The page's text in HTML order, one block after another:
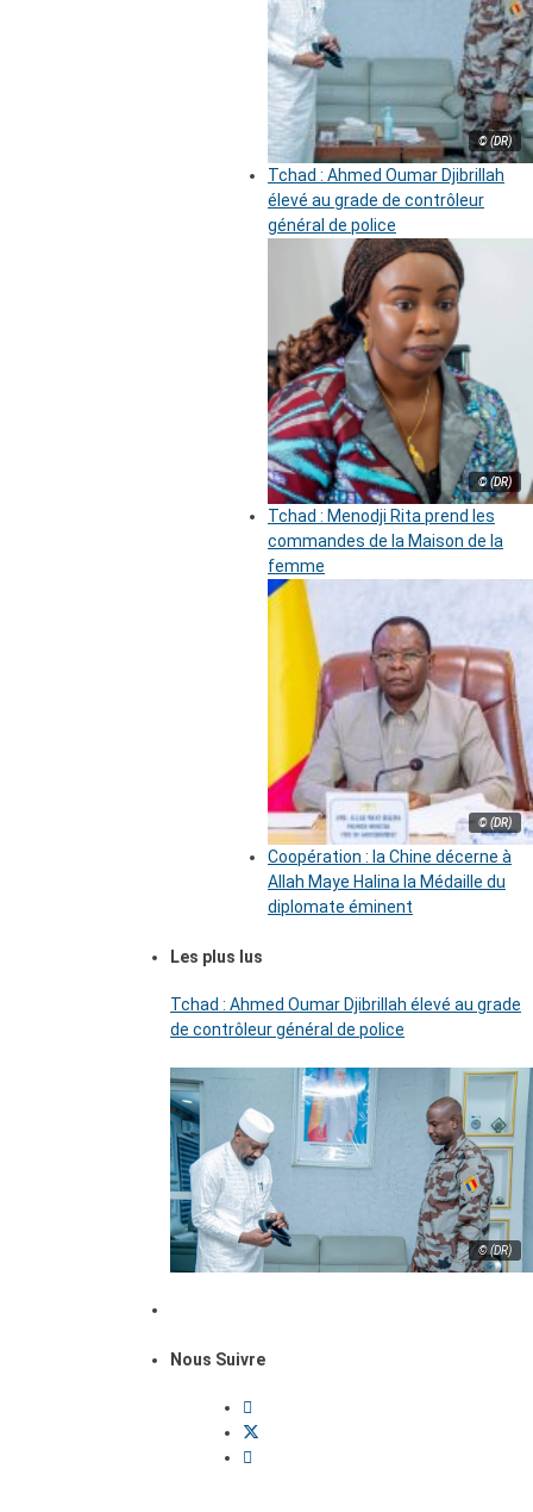
© (DR)
Tchad : Ahmed Oumar Djibrillah
élevé au grade de contrôleur
général de police
© (DR)
Tchad : Menodji Rita prend les
commandes de la Maison de la
femme
© (DR)
Coopération : la Chine décerne à
Allah Maye Halina la Médaille du
diplomate éminent
Les plus lus
Tchad : Ahmed Oumar Djibrillah élevé au grade
de contrôleur général de police
© (DR)
Nous Suivre